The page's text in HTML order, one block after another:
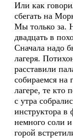
Или как
сбегать на
Мы только за.
двадцать в
Сначала надо
лагеря.
расставили
собираемся на
лагере, те кто
с утра
инструктора в
немного соли
горой